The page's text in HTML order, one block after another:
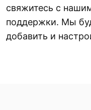
свяжитесь с
поддержки. Мы
добавить и